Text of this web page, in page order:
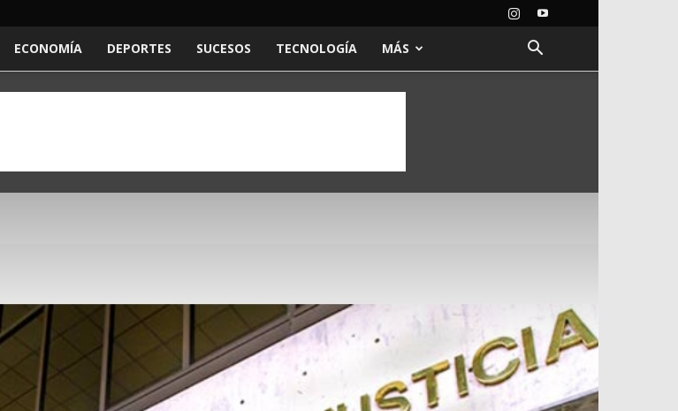
ECONOMÍA DEPORTES SUCESOS TECNOLOGÍA MÁS